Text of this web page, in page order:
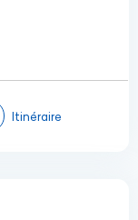
Itinéraire